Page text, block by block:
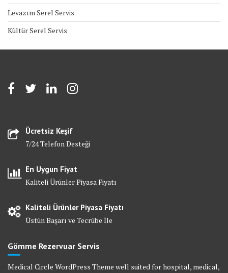
Levazım Serel Servis
Kültür Serel Servis
Ücretsiz Keşif
7/24 Telefon Desteği
En Uygun Fiyat
Kaliteli Ürünler Piyasa Fiyatı
Kaliteli Ürünler Piyasa Fiyatı
Üstün Başarı ve Tecrübe İle
Gömme Rezervuar Servis
Medical Circle WordPress Theme well suited for hospital, medical,